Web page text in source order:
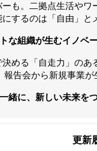
も。二拠点生活やワ
するのは「自由」と
な組織が生むイノベ
める「自走力」のあ
告会から新規事業が
緒に、新しい未来を
更新